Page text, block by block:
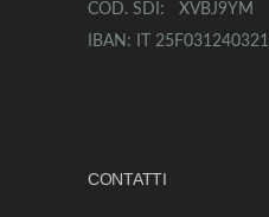
COD. SDI: XVBJ9YM
IBAN: IT
CONTATTI